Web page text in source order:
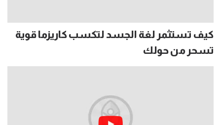
كيف تستثمر لغة الجسد لتكسب كاريزما قوية
تسحر من حولك